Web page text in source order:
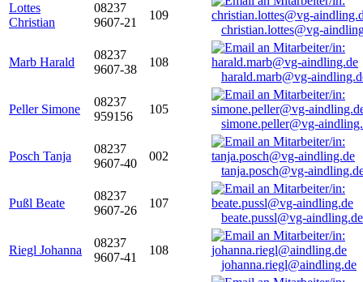
Lottes
Christian
08237
9607-21
109
christian.lottes@vg-
Marb Harald
08237
9607-38
108
harald.marb@vg-
Peller Simone
08237
959156
105
simone.peller@vg-
Posch Tanja
08237
9607-40
002
tanja.posch@vg-
Pußl Beate
08237
9607-26
107
beate.pussl@vg-aindling.de
Riegl Johanna
08237
9607-41
108
johanna.riegl@aindling.de